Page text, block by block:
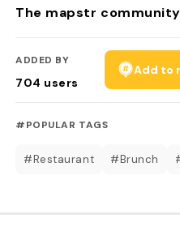
The mapstr community
ADDED BY
704 users
Add to
#POPULAR TAGS
#Restaurant #Brunch